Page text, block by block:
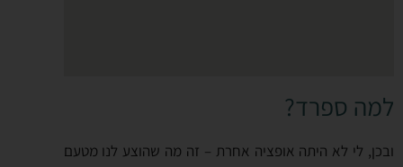
למה ספרד?
ובכן, לי לא היתה אופציה אחרת – זה מה שהוצע לנו מטעם